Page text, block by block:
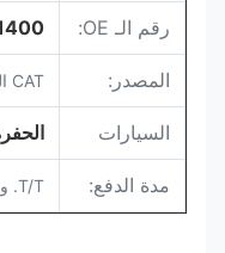
رقم الـ OE:
المصدر: CAT الولايات المتحدة
السيارات
مدة الدفع: T/T. ويسترن يونيون